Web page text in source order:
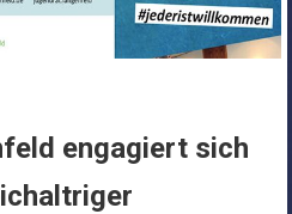
engagiert sich